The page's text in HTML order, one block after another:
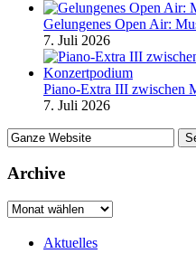
Gelungenes Open Air:
7. Juli 2026
Piano-Extra III zwischen
7. Juli 2026
Archive
Aktuelles